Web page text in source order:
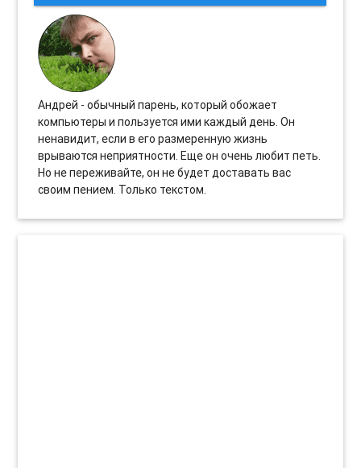
Андрей - обычный парень, который обожает
компьютеры и пользуется ими каждый день. Он
ненавидит, если в его размеренную жизнь
врываются неприятности. Еще он очень любит петь.
Но не переживайте, он не будет доставать вас
своим пением. Только текстом.